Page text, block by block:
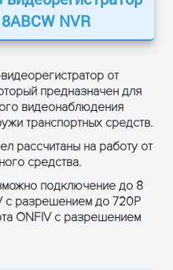
NVR
от
предназначен для
видеонаблюдения
транспортных средств.
рассчитаны на работу от
средства.
подключение до 8
с разрешением до 720Р
ONFIV с разрешением
1 SATA, 2.5,
входы
8
выходы
2